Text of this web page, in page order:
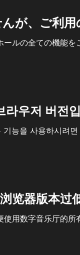
が、ご利
ルの全ての機能を
라우저 버전
능을 사용하시려
览器版本过
用数字音乐厅的所